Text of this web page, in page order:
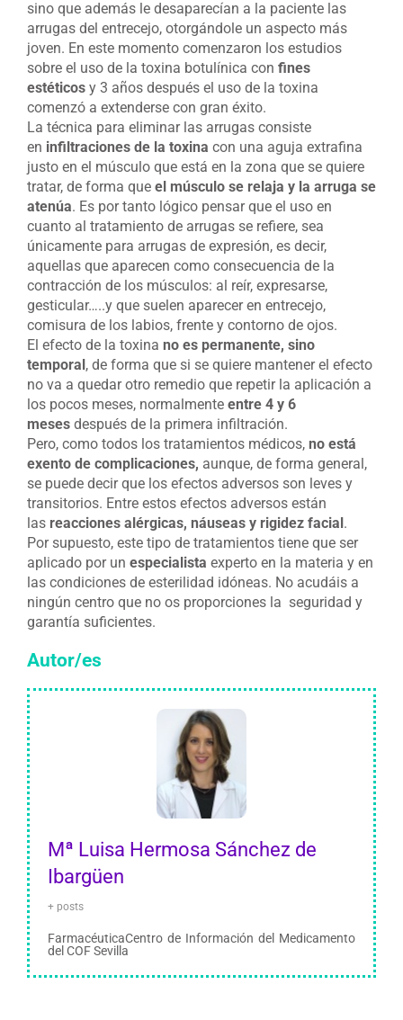
sino que además le desaparecían a la paciente las
arrugas del entrecejo, otorgándole un aspecto más
joven. En este momento comenzaron los estudios
sobre el uso de la toxina botulínica con fines
estéticos y 3 años después el uso de la toxina
comenzó a extenderse con gran éxito.
La técnica para eliminar las arrugas consiste
en infiltraciones de la toxina con una aguja extrafina
justo en el músculo que está en la zona que se quiere
tratar, de forma que el músculo se relaja y la arruga se
atenúa. Es por tanto lógico pensar que el uso en
cuanto al tratamiento de arrugas se refiere, sea
únicamente para arrugas de expresión, es decir,
aquellas que aparecen como consecuencia de la
contracción de los músculos: al reír, expresarse,
gesticular…..y que suelen aparecer en entrecejo,
comisura de los labios, frente y contorno de ojos.
El efecto de la toxina no es permanente, sino
temporal, de forma que si se quiere mantener el efecto
no va a quedar otro remedio que repetir la aplicación a
los pocos meses, normalmente entre 4 y 6
meses después de la primera infiltración.
Pero, como todos los tratamientos médicos, no está
exento de complicaciones, aunque, de forma general,
se puede decir que los efectos adversos son leves y
transitorios. Entre estos efectos adversos están
las reacciones alérgicas, náuseas y rigidez facial.
Por supuesto, este tipo de tratamientos tiene que ser
aplicado por un especialista experto en la materia y en
las condiciones de esterilidad idóneas. No acudáis a
ningún centro que no os proporciones la seguridad y
garantía suficientes.
Autor/es
Mª Luisa Hermosa Sánchez de
Ibargüen
+ posts
FarmacéuticaCentro de Información del Medicamento
del COF Sevilla